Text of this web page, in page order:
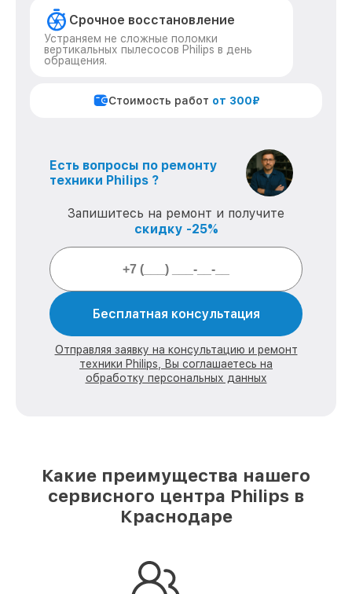
Срочное восстановление
Устраняем не сложные поломки
вертикальных пылесосов Philips в день
обращения.
Стоимость работ от 300₽
Есть вопросы по ремонту
техники Philips ?
Запишитесь на ремонт и получите
скидку -25%
Бесплатная консультация
Отправляя заявку на консультацию и ремонт
техники Philips, Вы соглашаетесь на
обработку персональных данных
Какие преимущества нашего
сервисного центра Philips в
Краснодаре